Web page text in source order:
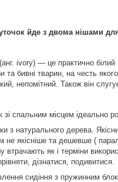
йде з двома нішами
(анг. ivory) — це практично білий
та бивні тварин, на честь
непомітний. Також він
зі спальним місцем ідеально
з натурального дерева.
не якісніше та дешевше (
втрачають як і терміни
дізнатися, подивитися.
сидіння з пружинним